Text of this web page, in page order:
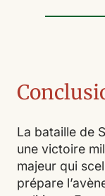
La bataille de
une victoire
majeur qui
prépare